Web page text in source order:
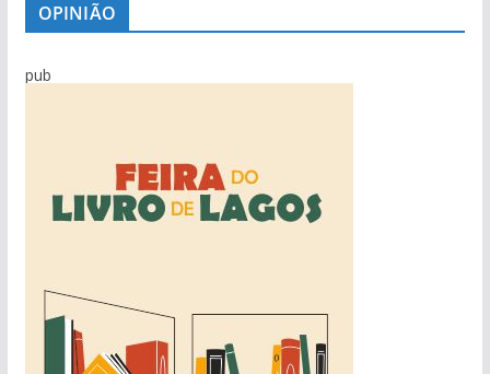
OPINIÃO
pub